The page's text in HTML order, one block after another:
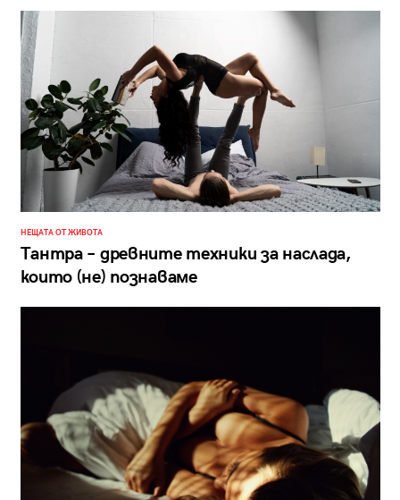
НЕЩАТА ОТ ЖИВОТА
Тантра – древните техники за наслада,
които (не) познаваме